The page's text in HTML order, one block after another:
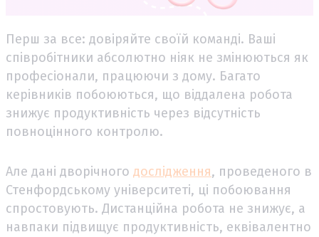
Перш за все: довіряйте своїй команді. Ваші
співробітники абсолютно ніяк не змінюються як
професіонали, працюючи з дому. Багато
керівників побоюються, що віддалена робота
знижує продуктивність через відсутність
повноцінного контролю.
Але дані дворічного дослідження, проведеного в
Стенфордському університеті, ці побоювання
спростовують. Дистанційна робота не знижує, а
навпаки підвищує продуктивність, еквівалентно